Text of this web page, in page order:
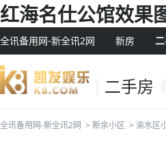
红海名仕公馆效果
全讯备用网-新全讯2网 新房
二手房
全讯备用网-新全讯2网 > 新余小区 > 渝水区